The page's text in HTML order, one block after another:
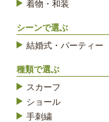
着物・和装
シーンで選ぶ
結婚式・パーティー
種類で選ぶ
スカーフ
ショール
手刺繍